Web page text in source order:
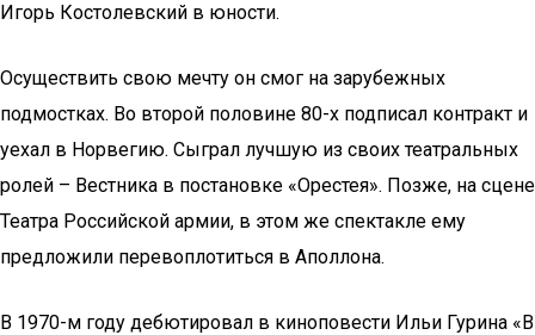
Игорь Костолевский в юности.
Осуществить свою мечту он смог на зарубежных
подмостках. Во второй половине 80-х подписал контракт и
уехал в Норвегию. Сыграл лучшую из своих театральных
ролей – Вестника в постановке «Орестея». Позже, на сцене
Театра Российской армии, в этом же спектакле ему
предложили перевоплотиться в Аполлона.
В 1970-м году дебютировал в киноповести Ильи Гурина «В